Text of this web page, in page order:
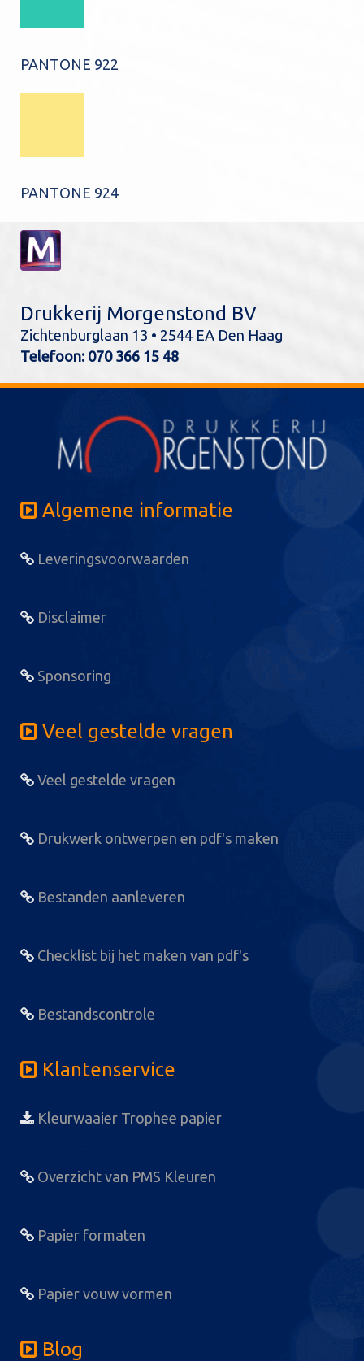
PANTONE 922
PANTONE 924
Drukkerij Morgenstond BV
Zichtenburglaan 13 • 2544 EA Den Haag
Telefoon: 070 366 15 48
Algemene informatie
Leveringsvoorwaarden
Disclaimer
Sponsoring
Veel gestelde vragen
Veel gestelde vragen
Drukwerk ontwerpen en pdf's maken
Bestanden aanleveren
Checklist bij het maken van pdf's
Bestandscontrole
Klantenservice
Kleurwaaier Trophee papier
Overzicht van PMS Kleuren
Papier formaten
Papier vouw vormen
Blog